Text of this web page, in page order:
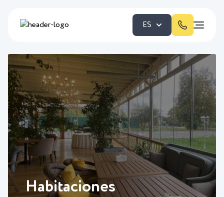
ES
Habitaciones